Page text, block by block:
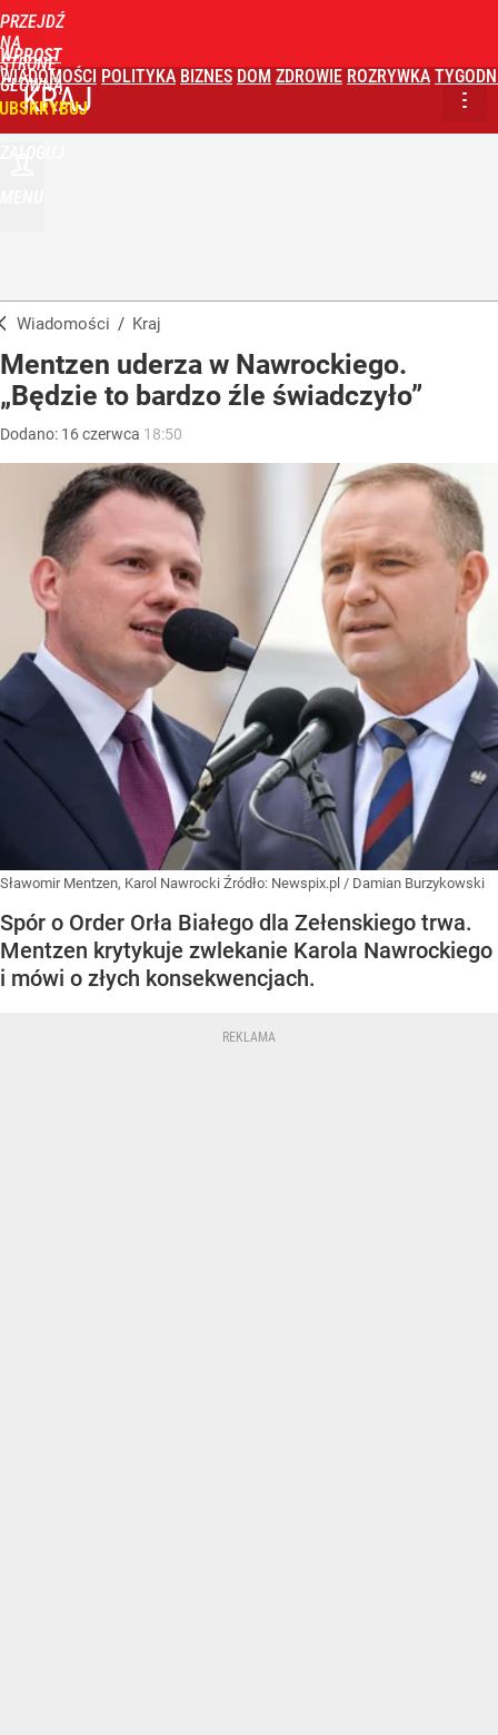
PRZEJDŹ
NA
STRONĘ
GŁÓWNĄ
WPROST
WIADOMOŚCI POLITYKA BIZNES DOM ZDROWIE ROZRYWKA
KRAJ
Wiadomości / Kraj
Mentzen uderza w Nawrockiego.
„Będzie to bardzo źle świadczyło”
Dodano: 16czerwca 18:50
Sławomir Mentzen, Karol Nawrocki Źródło: Newspix.pl / Damian Burzykowski
Spór o Order Orła Białego dla Zełenskiego trwa.
Mentzen krytykuje zwlekanie Karola Nawrockiego
i mówi o złych konsekwencjach.